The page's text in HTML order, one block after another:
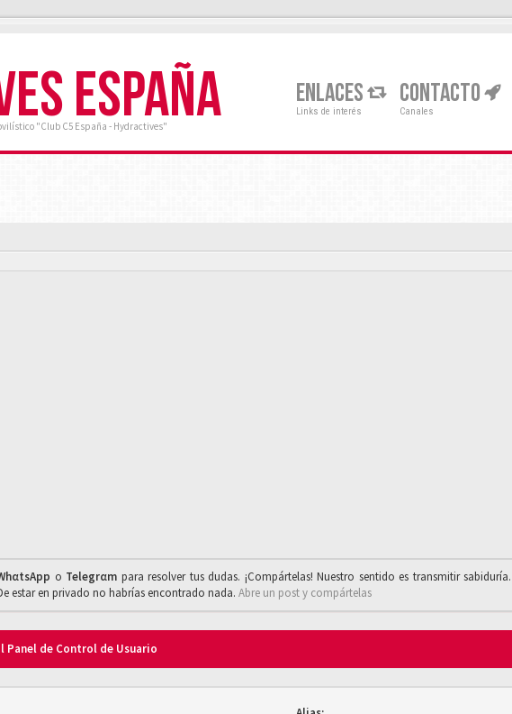
ESPAÑA
"Club C5 España - Hydractives"
ENLACES
Links de interés
CONTACTO
Canales
o Telegrαm para resolver tus dudas. ¡Compártelas! Nuestro sentido es transmitir
estar en privado no habrías encontrado nada. Abre un post y compártelas
de Control de Usuario